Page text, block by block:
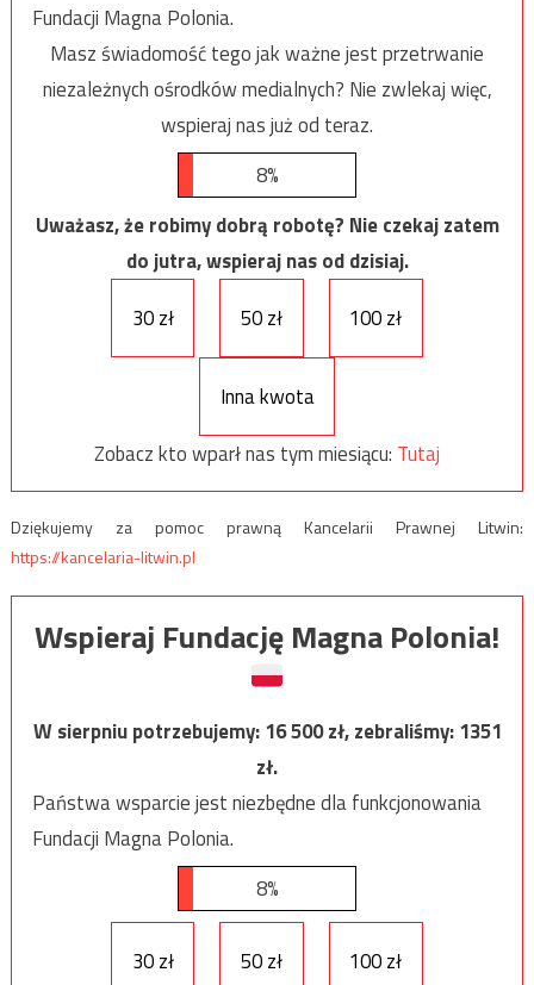
Fundacji Magna Polonia.
Masz świadomość tego jak ważne jest przetrwanie
niezależnych ośrodków medialnych? Nie zwlekaj więc,
wspieraj nas już od teraz.
8%
Uważasz, że robimy dobrą robotę? Nie czekaj zatem
do jutra, wspieraj nas od dzisiaj.
30 zł
50 zł 100 zł
Inna kwota
Zobacz kto wparł nas tym miesiącu: Tutaj
Dziękujemy za pomoc prawną Kancelarii Prawnej Litwin:
https://kancelaria-litwin.pl
Wspieraj Fundację Magna Polonia!
W sierpniu potrzebujemy:16 500zł, zebraliśmy:1351
zł.
Państwa wsparcie jest niezbędne dla funkcjonowania
Fundacji Magna Polonia.
8%
30 zł 50 zł 100 zł